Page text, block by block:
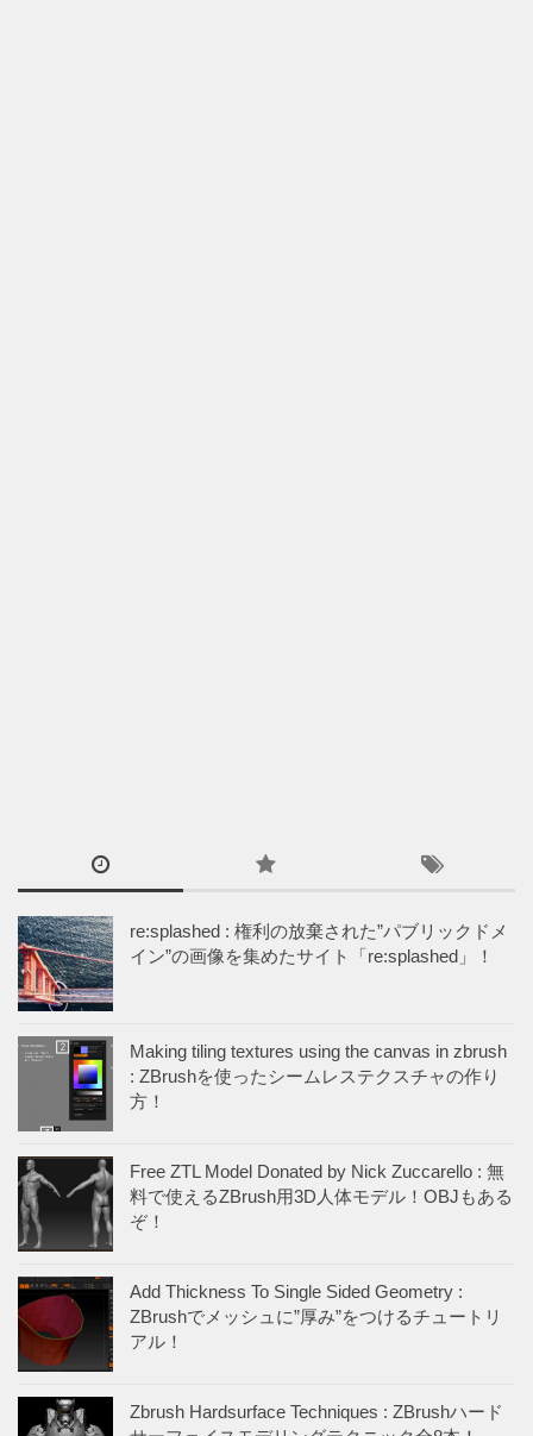
re:splashed : 権利の放棄された”パブリックドメ
イン”の画像を集めたサイト「re:splashed」！
Making tiling textures using the canvas in zbrush
: ZBrushを使ったシームレステクスチャの作り
方！
Free ZTL Model Donated by Nick Zuccarello : 無
料で使えるZBrush用3D人体モデル！OBJもある
ぞ！
Add Thickness To Single Sided Geometry :
ZBrushでメッシュに”厚み”をつけるチュートリ
アル！
Zbrush Hardsurface Techniques : ZBrushハード